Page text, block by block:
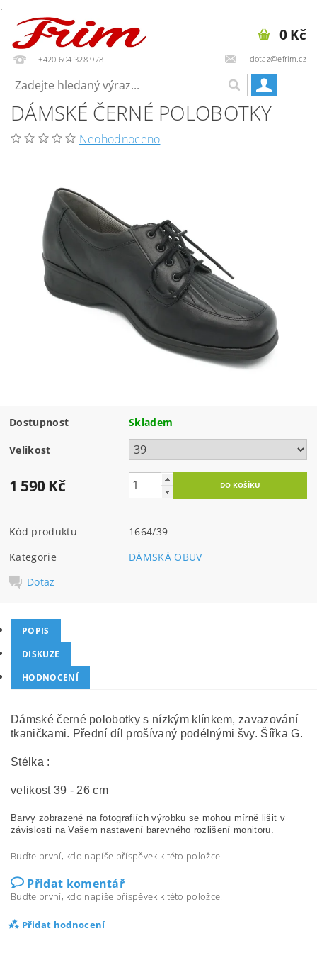
.
+420 604 328 978 dotaz@efrim.cz
0 Kč
DÁMSKÉ ČERNÉ POLOBOTKY
Neohodnoceno
Dostupnost Skladem
Velikost
1 590 Kč
Kód produktu
1664/39
Kategorie
DÁMSKÁ OBUV
Dotaz
POPIS
DISKUZE
HODNOCENÍ
Dámské černé polobotky s nízkým klínkem, zavazování
tkaničkami. Přední díl prošívaný podélnými švy. Šířka G.
Stélka :
velikost 39 - 26 cm
Barvy zobrazené na fotografiích výrobku se mohou mírně lišit v
závislosti na Vašem nastavení barevného rozlišení monitoru.
Buďte první, kdo napíše příspěvek k této položce.
Přidat komentář
Buďte první, kdo napíše příspěvek k této položce.
Přidat hodnocení